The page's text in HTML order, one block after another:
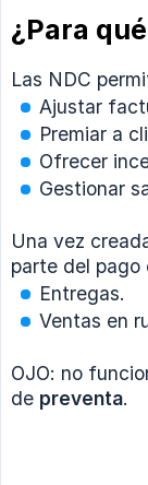
¿Para
Las NDC
Ajustar
Premiar a
Ofrecer
Gestionar
Una vez
parte del pago
Entregas.
Ventas en
OJO: no
de preventa.